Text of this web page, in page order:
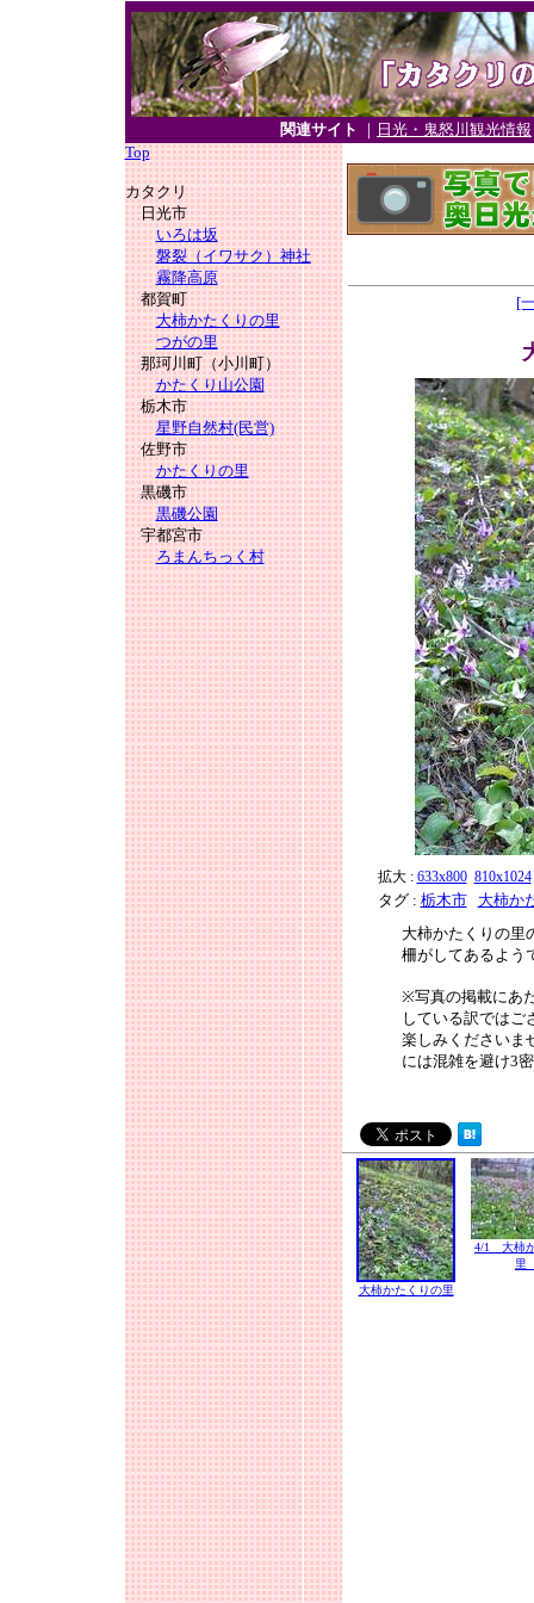
関連サイト ｜ 日光・鬼怒川観光情報
Top
カタクリ
日光市
いろは坂
磐裂（イワサク）神社
霧降高原
都賀町
大柿かたくりの里
つがの里
那珂川町（小川町）
かたくり山公園
栃木市
星野自然村(民営)
佐野市
かたくりの里
黒磯市
黒磯公園
宇都宮市
ろまんちっく村
[
拡大 : 633x800 810x1024
タグ : 栃木市
大柿か
大柿かたくりの里
柵がしてあるよう
※写真の掲載にあ
している訳ではご
楽しみくださいま
には混雑を避け3
大柿かたくりの里
4/1 大柿
里